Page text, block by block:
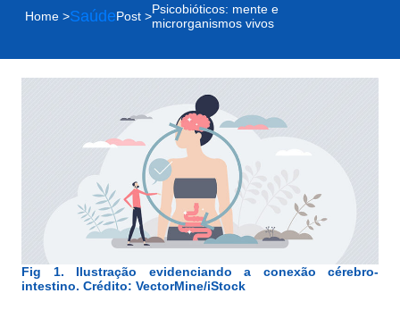
Home >SaúdePost >Psicobióticos: mente e
microrganismos vivos
Fig 1. Ilustração evidenciando a conexão cérebro-
intestino. Crédito: VectorMine/iStock